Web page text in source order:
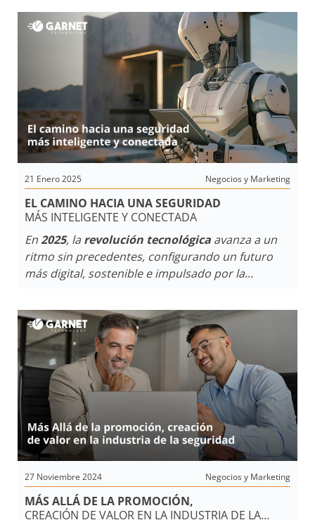
medida que evolucionan tanto la empresa como
el mercado, la imagen corporativa debe
actualizarse para reflejar nuevos valores y
compromisos. Esta transformación resulta
esencial para mantenerse relevante y competitivo
en un entorno en el que los consumidores, cada
vez más exigentes e informados, demandan
soluciones modernas y confiables.
21 Enero 2025 Negocios y Marketing
EL CAMINO HACIA UNA SEGURIDAD
MÁS INTELIGENTE Y CONECTADA
En2025, la revolución tecnológica avanza a un
ritmo sin precedentes, configurando un futuro
más digital, sostenible e impulsado por la
consigo oportunidades y desafíos que exigen un
enfoque responsable y colaborativo.
27 Noviembre 2024 Negocios y Marketing
MÁS ALLÁ DE LA PROMOCIÓN,
CREACIÓN DE VALOR EN LA INDUSTRIA DE LA